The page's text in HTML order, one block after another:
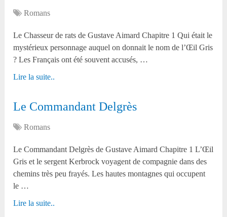
Romans
Le Chasseur de rats de Gustave Aimard Chapitre 1 Qui était le
mystérieux personnage auquel on donnait le nom de l’Œil Gris
? Les Français ont été souvent accusés, …
Lire la suite..
Le Commandant Delgrès
Romans
Le Commandant Delgrès de Gustave Aimard Chapitre 1 L’Œil
Gris et le sergent Kerbrock voyagent de compagnie dans des
chemins très peu frayés. Les hautes montagnes qui occupent
le …
Lire la suite..